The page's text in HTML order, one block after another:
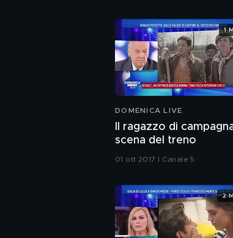
DOMENICA LIVE
Il ragazzo di
scena del treno
01 ott 2017 | Canale 5
1
2